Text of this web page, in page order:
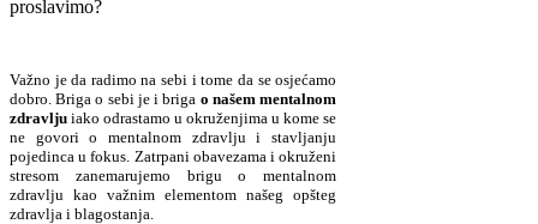
proslavimo?
Važno je da radimo na sebi i tome da se osjećamo
dobro. Briga o sebi je i briga o našem mentalnom
zdravlju iako odrastamo u okruženjima u kome se
ne govori o mentalnom zdravlju i stavljanju
pojedinca u fokus. Zatrpani obavezama i okruženi
stresom zanemarujemo brigu o mentalnom
zdravlju kao važnim elementom našeg opšteg
zdravlja i blagostanja.